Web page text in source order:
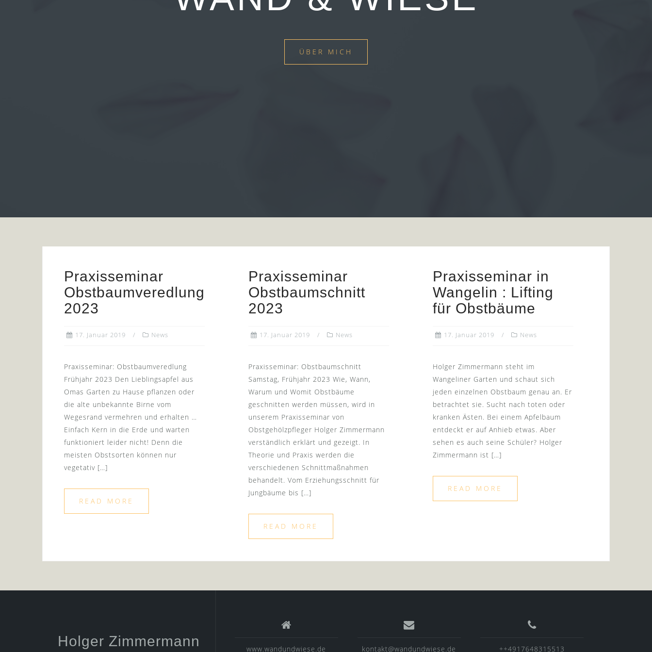
ÜBER MICH
Praxisseminar
Obstbaumveredlung
2023
17. Januar 2019 News
Praxisseminar: Obstbaumveredlung
Frühjahr 2023 Den Lieblingsapfel aus
Omas Garten zu Hause pflanzen oder
die alte unbekannte Birne vom
Wegesrand vermehren und erhalten …
Einfach Kern in die Erde und warten
funktioniert leider nicht! Denn die
meisten Obstsorten können nur
vegetativ […]
READ MORE
Praxisseminar
Obstbaumschnitt
2023
17. Januar 2019 News
Praxisseminar: Obstbaumschnitt
Samstag, Frühjahr 2023 Wie, Wann,
Warum und Womit Obstbäume
geschnitten werden müssen, wird in
unserem Praxisseminar von
Obstgehölzpfleger Holger Zimmermann
verständlich erklärt und gezeigt. In
Theorie und Praxis werden die
verschiedenen Schnittmaßnahmen
behandelt. Vom Erziehungsschnitt für
Jungbäume bis […]
READ MORE
Praxisseminar in
Wangelin : Lifting
für Obstbäume
17. Januar 2019 News
Holger Zimmermann steht im
Wangeliner Garten und schaut sich
jeden einzelnen Obstbaum genau an. Er
betrachtet sie. Sucht nach toten oder
kranken Ästen. Bei einem Apfelbaum
entdeckt er auf Anhieb etwas. Aber
sehen es auch seine Schüler? Holger
Zimmermann ist […]
READ MORE
Holger Zimmermann www.wandundwiese.de kontakt@wandundwiese.de ++4917648315513